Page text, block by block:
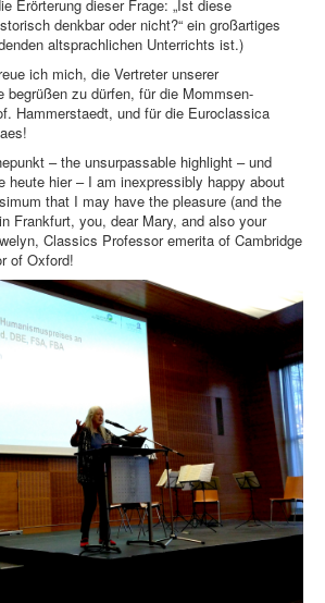
Erörterung dieser Frage: „Ist diese
denkbar oder nicht?“ ein großartiges
altsprachlichen Unterrichts ist.)
ich mich, die Vertreter unserer
begrüßen zu dürfen, für die Mommsen-
Hammerstaedt, und für die Euroclassica
– the unsurpassable highlight – und
heute hier – I am inexpressibly happy about
that I may have the pleasure (and the
Frankfurt, you, dear Mary, and also your
Classics Professor emerita of Cambridge
of Oxford!